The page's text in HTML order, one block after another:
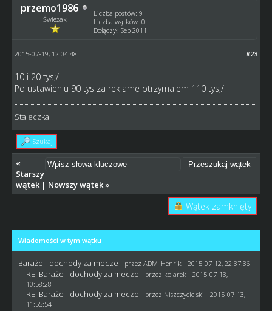
przemo1986
Świeżak
Liczba postów: 9
Liczba wątków: 0
Dołączył: Sep 2011
#23
2015-07-19, 12:04:48
10 i 20 tys;/
Po ustawieniu 90 tys za reklame otrzymalem 110 tys;/
Staleczka
Szukaj
«
Starszy
wątek| Nowszy wątek»
Wątek zamknięty
Wiadomości w tym wątku
Baraże - dochody za mecze - przez ADM_Henrik - 2015-07-12, 22:37:36
RE: Baraże - dochody za mecze - przez kolarek - 2015-07-13,
10:58:28
RE: Baraże - dochody za mecze - przez Niszczycielski - 2015-07-13,
11:55:54